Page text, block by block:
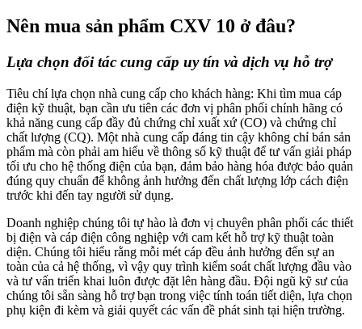
Nên mua sản phẩm CXV 10 ở đâu?
Lựa chọn đối tác cung cấp uy tín và dịch vụ hỗ trợ
Tiêu chí lựa chọn nhà cung cấp cho khách hàng: Khi tìm mua cáp
điện kỹ thuật, bạn cần ưu tiên các đơn vị phân phối chính hãng có
khả năng cung cấp đầy đủ chứng chỉ xuất xứ (CO) và chứng chỉ
chất lượng (CQ). Một nhà cung cấp đáng tin cậy không chỉ bán sản
phẩm mà còn phải am hiểu về thông số kỹ thuật để tư vấn giải pháp
tối ưu cho hệ thống điện của bạn, đảm bảo hàng hóa được bảo quản
đúng quy chuẩn để không ảnh hưởng đến chất lượng lớp cách điện
trước khi đến tay người sử dụng.
Doanh nghiệp chúng tôi tự hào là đơn vị chuyên phân phối các thiết
bị điện và cáp điện công nghiệp với cam kết hỗ trợ kỹ thuật toàn
diện. Chúng tôi hiểu rằng mỗi mét cáp đều ảnh hưởng đến sự an
toàn của cả hệ thống, vì vậy quy trình kiểm soát chất lượng đầu vào
và tư vấn triển khai luôn được đặt lên hàng đầu. Đội ngũ kỹ sư của
chúng tôi sẵn sàng hỗ trợ bạn trong việc tính toán tiết diện, lựa chọn
phụ kiện đi kèm và giải quyết các vấn đề phát sinh tại hiện trường.